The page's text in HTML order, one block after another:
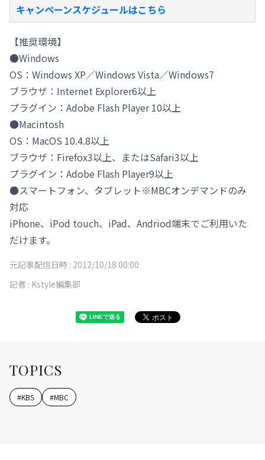
キャンペーンスケジュールはこちら
【推奨環境】
●Windows
OS：Windows XP／Windows Vista／Windows7
ブラウザ：Internet Explorer6以上
プラグイン：Adobe Flash Player 10以上
●Macintosh
OS：MacOS 10.4.8以上
ブラウザ：Firefox3以上、またはSafari3以上
プラグイン：Adobe Flash Player9以上
●スマートフォン、タブレット※MBCオンデマンドのみ
対応
iPhone、iPod touch、iPad、Andriod端末でご利用いた
だけます。
元記事配信日時 : 2012/10/18 00:00
記者 : Kstyle編集部
TOPICS
#KBS #MBC